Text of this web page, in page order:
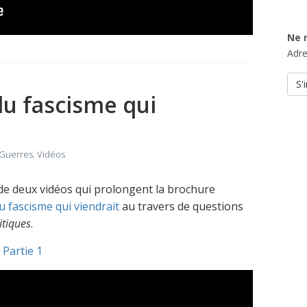
fascisme qui
, Vidéos
deux vidéos qui prolongent la brochure
fascisme qui viendraitau travers de questions
.
1
Ne